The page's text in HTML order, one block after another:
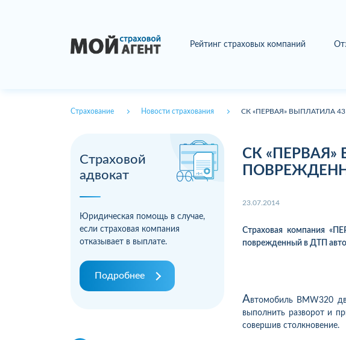
Рейтинг страховых компаний
Страхование Новости страхования СК «ПЕРВАЯ» ВЫПЛАТИЛА
Страховой
адвокат
Юридическая помощь в случае,
если страховая компания
отказывает в выплате.
Подробнее
СК
23.07.2014
Страховая компания
поврежденный в ДТП
Автомобиль BMW320
выполнить разворот и
совершив столкновение.